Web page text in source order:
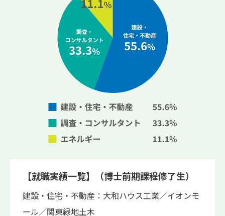
【就職実績一覧】（博士前期課程修了生）
建設・住宅・不動産：大和ハウス工業／イオンモ
ール／関東緑地土木